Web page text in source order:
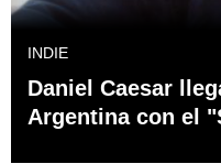
INDIE
Daniel Caesar
Argentina con el